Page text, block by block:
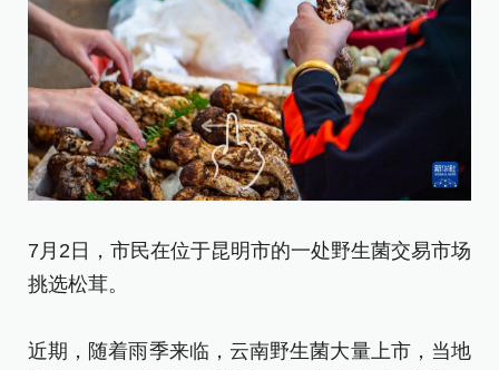
7月2日，市民在位于昆明市的一处野生菌交易市场
挑选松茸。
近期，随着雨季来临，云南野生菌大量上市，当地